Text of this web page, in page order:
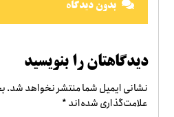
بدون دیدگاه
دیدگاهتان را بنویسید
نشانی ایمیل شما منتشر نخواهد شد.
علامت‌گذاری شده‌اند*